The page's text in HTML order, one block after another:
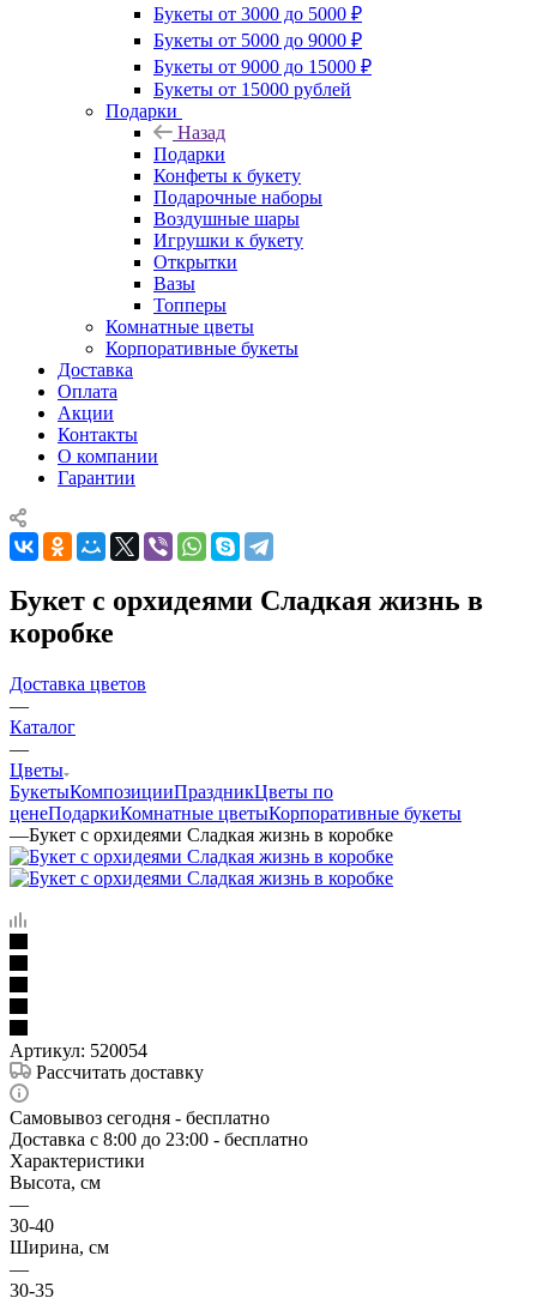
Букеты от 3000 до 5000 ₽
Букеты от 5000 до 9000 ₽
Букеты от 9000 до 15000 ₽
Букеты от 15000 рублей
Подарки
Назад
Подарки
Конфеты к букету
Подарочные наборы
Воздушные шары
Игрушки к букету
Открытки
Вазы
Топперы
Комнатные цветы
Корпоративные букеты
Доставка
Оплата
Акции
Контакты
О компании
Гарантии
Букет с орхидеями Сладкая жизнь в
коробке
Доставка цветов
—
Каталог
—
Цветы
БукетыКомпозицииПраздникЦветы по
ценеПодаркиКомнатные цветыКорпоративные букеты
—Букет с орхидеями Сладкая жизнь в коробке
Артикул: 520054
Рассчитать доставку
Самовывоз сегодня - бесплатно
Доставка c 8:00 до 23:00 - бесплатно
Характеристики
Высота, см
—
30-40
Ширина, см
—
30-35